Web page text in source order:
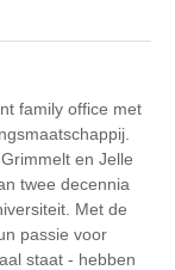
family office met
en Jelle
twee decennia
Met de
passie voor
staat - hebben